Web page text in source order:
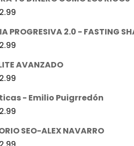
$ 2.99.
2.99
$ 2.99.
PROGRESIVA 2.0 - FASTING
2.99
$ 2.99.
AVANZADO
2.99
$ 2.99.
- Emilio Puigrredón
2.99
SEO-ALEX NAVARRO